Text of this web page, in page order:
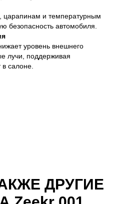
царапинам и температурным
автомобиля.
уровень внешнего
лучи, поддерживая
салоне.
ДРУГИЕ